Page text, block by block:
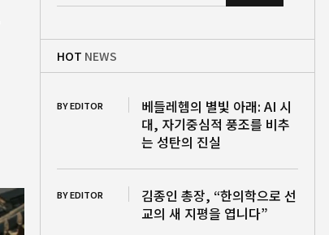
HOT NEWS
BY EDITOR
베들레헴의 별빛 아래: AI 시
대, 자기중심적 풍조를 비추
는 성탄의 진실
BY EDITOR
김종인 총장, “한의학으로 선
교의 새 지평을 엽니다”